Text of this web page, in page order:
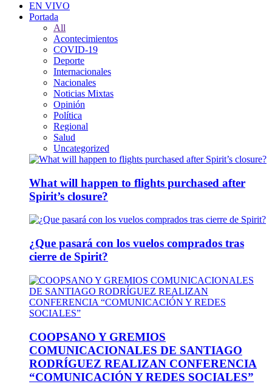
EN VIVO
Portada
All
Acontecimientos
COVID-19
Deporte
Internacionales
Nacionales
Noticias Mixtas
Opinión
Política
Regional
Salud
Uncategorized
What will happen to flights purchased after
Spirit’s closure?
¿Que pasará con los vuelos comprados tras
cierre de Spirit?
COOPSANO Y GREMIOS
COMUNICACIONALES DE SANTIAGO
RODRÍGUEZ REALIZAN CONFERENCIA
“COMUNICACIÓN Y REDES SOCIALES”